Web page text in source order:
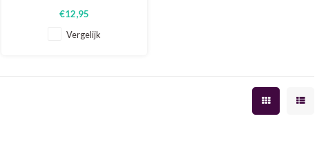
mineraliteit met aroma's van
bessen, rozenblaadjes, witte
€12,95
Vergelijk